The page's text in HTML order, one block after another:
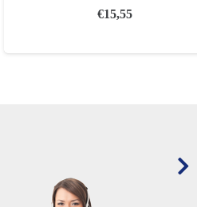
€15,55